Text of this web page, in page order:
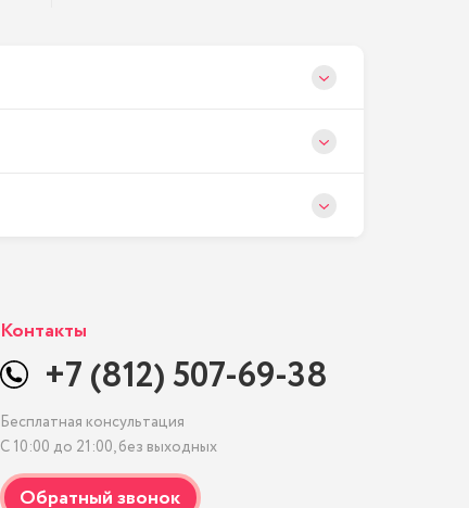
Контакты
+7 (812) 507-69-38
Бесплатная консультация
С 10:00 до 21:00, без выходных